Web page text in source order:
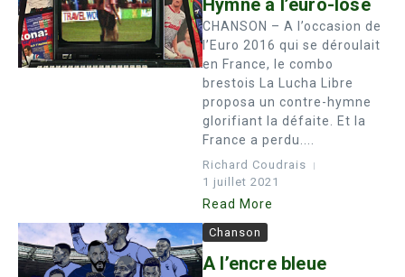
Hymne à l’euro-lose
CHANSON – A l’occasion de
l’Euro 2016 qui se déroulait
en France, le combo
brestois La Lucha Libre
proposa un contre-hymne
glorifiant la défaite. Et la
France a perdu....
Richard Coudrais
1 juillet 2021
Read More
Chanson
A l’encre bleue